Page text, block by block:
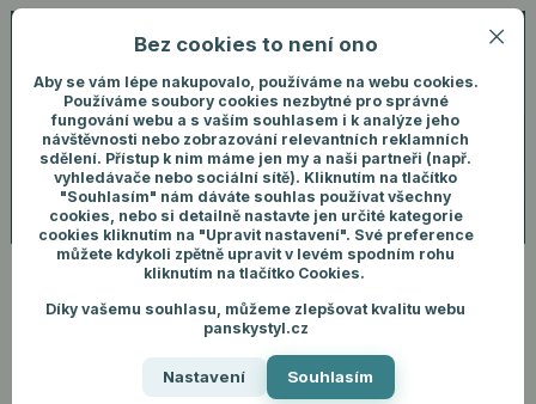
Menu
+420 731 292 460
Přihlášení
Hledat
ks
Úvod Pánské oblečení Kraťasy Pánské šortky - Tmavě modré
Pánské šortky - Tmavě modré
Bez cookies to není ono
Aby se vám lépe nakupovalo, používáme na webu cookies.
Používáme soubory cookies nezbytné pro správné
fungování webu a s vaším souhlasem i k analýze jeho
návštěvnosti nebo zobrazování relevantních reklamních
sdělení. Přístup k nim máme jen my a naši partneři (např.
vyhledávače nebo sociální sítě). Kliknutím na tlačítko
"Souhlasím" nám dáváte souhlas používat všechny
cookies, nebo si detailně nastavte jen určité kategorie
cookies kliknutím na "Upravit nastavení". Své preference
můžete kdykoli zpětně upravit v levém spodním rohu
kliknutím na tlačítko Cookies.
Díky vašemu souhlasu, můžeme zlepšovat kvalitu webu
panskystyl.cz
Nastavení Souhlasím